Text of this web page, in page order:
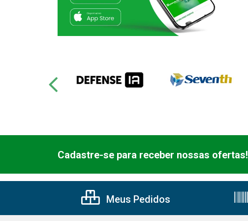
Cadastre-se para receber nossas ofertas!
Meus Pedidos